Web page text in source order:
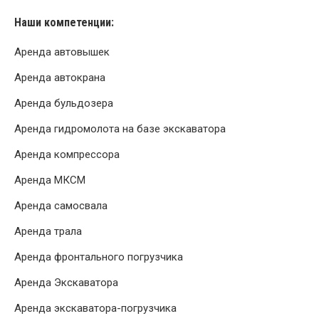
Наши компетенции:
Аренда автовышек
Аренда автокрана
Аренда бульдозера
Аренда гидромолота на базе экскаватора
Аренда компрессора
Аренда МКСМ
Аренда самосвала
Аренда трала
Аренда фронтального погрузчика
Аренда Экскаватора
Аренда экскаватора-погрузчика